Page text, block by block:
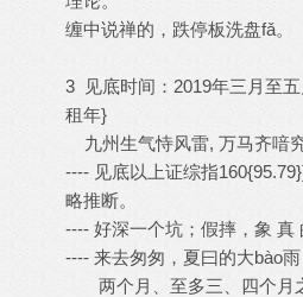
缠中说禅的，跌停板洗盘fǎ。
3 见底时间：2019年三月至
租年}
九州生气恃风雷, 万马齐喑究
---- 见底以上证综指
略推断。
---- 好深一个坑；假摔，象 真
---- 来去匆匆，夏曰的大bào雨
两个月、至多三、四个月